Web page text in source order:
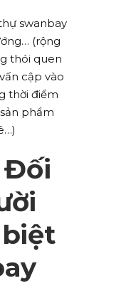
swanbay
(rộng
thói quen
cập vào
thời điểm
phẩm
Đối